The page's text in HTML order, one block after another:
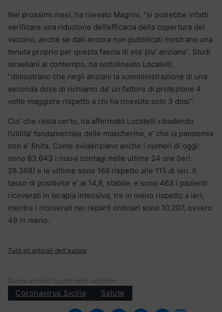
Nei prossimi mesi, ha rilevato Magrini, “si potrebbe infatti
verificare una riduzione dell’efficacia della copertura del
vaccino, anche se dati ancora non pubblicati mostrano una
tenuta proprio per questa fascia di eta’ piu’ anziana”. Studi
israeliani al contempo, ha sottolineato Locatelli,
“dimostrano che negli anziani la somministrazione di una
seconda dose di richiamo da’ un fattore di protezione 4
volte maggiore rispetto a chi ha ricevuto solo 3 dosi”.
Cio’ che resta certo, ha affermato Locatelli ribadendo
l’utilita’ fondamentale delle mascherine, e’ che la pandemia
non e’ finita. Come evidenziano anche i numeri di oggi:
sono 83.643 i nuovi contagi nelle ultime 24 ore (ieri
28.368) e le vittime sono 169 rispetto alle 115 di ieri. Il
tasso di positivita’ e’ al 14,8, stabile, e sono 463 i pazienti
ricoverati in terapia intensiva, tre in meno rispetto a ieri,
mentre i ricoverati nei reparti ordinari sono 10.207, ovvero
49 in meno.
Tutti gli articoli dell'autore
Questo articolo fa parte delle categorie:
Coronavirus Sicilia Salute